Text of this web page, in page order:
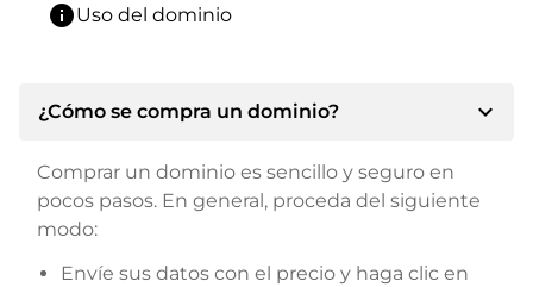
infoUso del dominio
¿Cómo se compra un dominio? expand_more
Comprar un dominio es sencillo y seguro en
pocos pasos. En general, proceda del siguiente
modo:
Envíe sus datos con el precio y haga clic en